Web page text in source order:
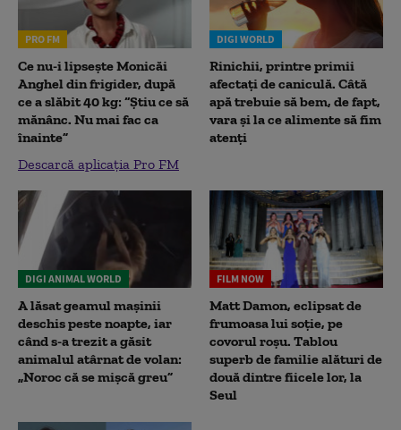
PRO FM
Ce nu-i lipsește Monicăi
Anghel din frigider, după
ce a slăbit 40 kg: “Știu ce să
mănânc. Nu mai fac ca
înainte”
Descarcă aplicația Pro FM
DIGI WORLD
Rinichii, printre primii
afectați de caniculă. Câtă
apă trebuie să bem, de fapt,
vara și la ce alimente să fim
atenți
DIGI ANIMAL WORLD
A lăsat geamul mașinii
deschis peste noapte, iar
când s-a trezit a găsit
animalul atârnat de volan:
„Noroc că se mișcă greu”
FILM NOW
Matt Damon, eclipsat de
frumoasa lui soție, pe
covorul roșu. Tablou
superb de familie alături de
două dintre fiicele lor, la
Seul